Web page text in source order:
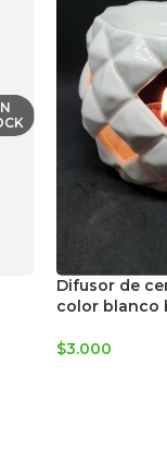
Difusor de
color blanco
$3.000